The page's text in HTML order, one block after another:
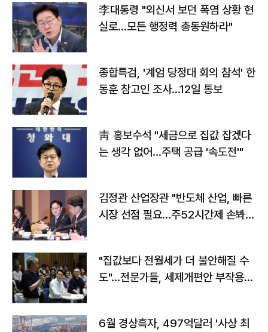
李대통령 "외신서 보던 폭염 상황 현
실로…모든 행정력 총동원하라"
종합특검, '계엄 당정대 회의 참석' 한
동훈 참고인 조사...12일 통보
靑 홍보수석 "세금으로 집값 잡겠다
는 생각 없어…주택 공급 '속도전'"
김정관 산업장관 "반도체 산업, 빠른
시장 선점 필요…주52시간제 손봐
"집값보다 전월세가 더 불안해질 수
도"…전문가들, 세제개편안 부작용
6월 경상흑자, 497억달러 '사상 최